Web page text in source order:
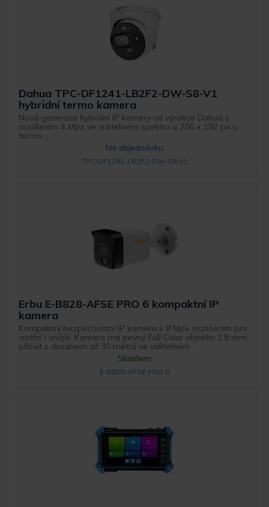
Dahua TPC-DF1241-LB2F2-DW-S8-V1
hybridní termo kamera
Nová generace hybridní IP kamery od výrobce Dahua s
rozlišením 4 Mpx ve viditelném spektru a 256 x 192 px u
termo ...
Na objednávku
TPC-DF1241-LB2F2-DW-S8-V1
Erbu E-B828-AFSE PRO 6 kompaktní IP
kamera
Kompaktní bezpečnostní IP kamera s 8 Mpx rozlišením pro
vnitřní i vnější. Kamera má pevný Full Color objektiv 2,8 mm,
přísvit s dosahem až 30 metrů ve viditelném ...
Skladem
E-B828-AFSE PRO 6